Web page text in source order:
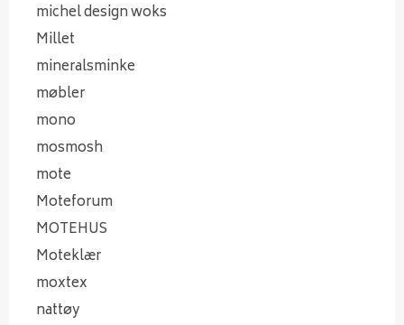
michel design woks
Millet
mineralsminke
møbler
mono
mosmosh
mote
Moteforum
MOTEHUS
Moteklær
moxtex
nattøy